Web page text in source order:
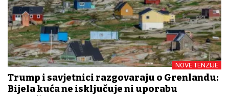
NOVE TENZIJE
Trump i savjetnici razgovaraju o Grenlandu:
Bijela kuća ne isključuje ni uporabu